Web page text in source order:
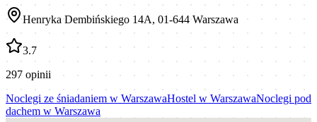
Henryka Dembińskiego 14A, 01-644 Warszawa
3.7
297 opinii
Noclegi ze śniadaniem w WarszawaHostel w WarszawaNoclegi pod
dachem w Warszawa